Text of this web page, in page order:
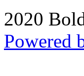
2020
Powered